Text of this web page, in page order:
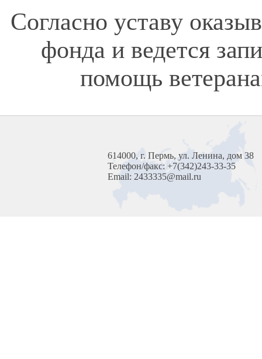
Согласно уставу
фонда и ведется
помощь
614000, г. Пермь, ул. Ленина, дом 38
Телефон/факс: +7(342)243-33-35
Email: 2433335@mail.ru